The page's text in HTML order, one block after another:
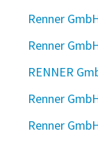
Renner
Renner
RENNER
Renner
Renner